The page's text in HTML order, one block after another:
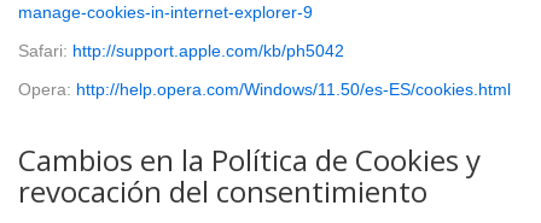
manage-cookies-in-internet-explorer-9
Safari: http://support.apple.com/kb/ph5042
Opera: http://help.opera.com/Windows/11.50/es-ES/cookies.html
Cambios en la Política de Cookies y
revocación del consentimiento